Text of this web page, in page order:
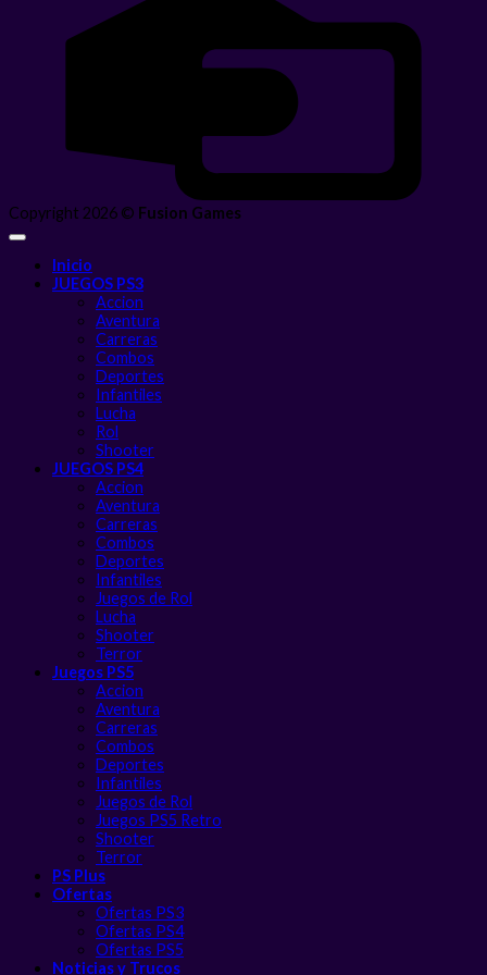
Copyright 2026 © Fusion Games
Inicio
JUEGOS PS3
Accion
Aventura
Carreras
Combos
Deportes
Infantiles
Lucha
Rol
Shooter
JUEGOS PS4
Accion
Aventura
Carreras
Combos
Deportes
Infantiles
Juegos de Rol
Lucha
Shooter
Terror
Juegos PS5
Accion
Aventura
Carreras
Combos
Deportes
Infantiles
Juegos de Rol
Juegos PS5 Retro
Shooter
Terror
PS Plus
Ofertas
Ofertas PS3
Ofertas PS4
Ofertas PS5
Noticias y Trucos